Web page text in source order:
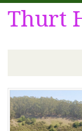
Thurt
Skip
to
content